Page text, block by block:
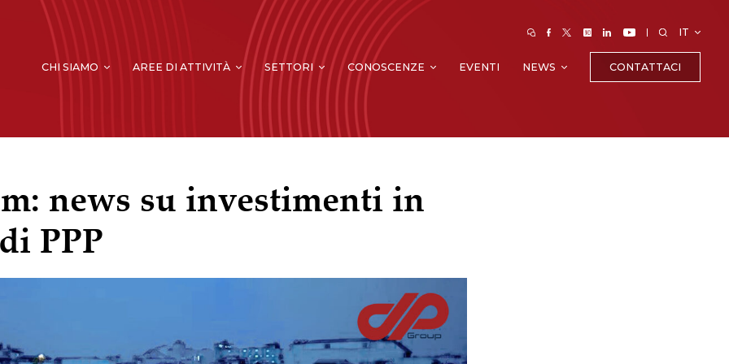
IT
CHI SIAMO AREE DI ATTIVITÀ
INVESTIMENTI DIRETTI ESTERI &
SETTORI CONOSCENZE EVENTI NEWS CONTATTACI
news su investimenti in
PPP